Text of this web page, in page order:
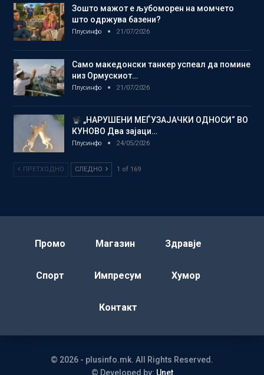
Зошто мажот е љубоморен на момчето
што одржува базени?
Плусинфо 21/07/2026
Само македонски танкер успеал да помине
низ Ормускиот…
Плусинфо 21/07/2026
„НАРУШЕНИ МЕЃУЗАЈАЧКИ ОДНОСИ“ ВО
КУНОВО Два зајаци…
Плусинфо 24/05/2026
ПРЕТХОДНО СЛЕДНО 1 of 169
Промо Магазин Здравје
Спорт Импресум Хумор
Контакт
© 2026 - plusinfo.mk. All Rights Reserved.
© Developed by: Unet